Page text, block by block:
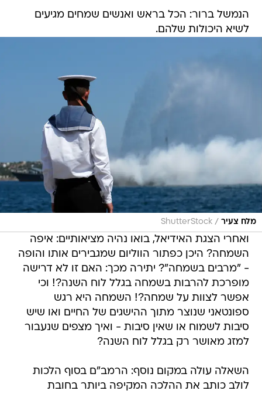
הנמשל ברור: הכל בראש ואנשים שמחים מגיעים
לשיא היכולות שלהם.
מלח צעיר /
ShutterStock
ואחרי הצגת האידיאל, בואו נהיה מציאותיים: איפה
השמחה? היכן כפתור הווליום שמגבירים אותו והופה
- "מרבים בשמחה"? יתירה מכך: האם זו לא דרישה
מופרכת להרבות בשמחה בגלל לוח השנה?! וכי
אפשר לצוות על שמחה?! השמחה היא רגש
ספונטאני שנוצר מתוך ההישגים של החיים ואו שיש
סיבות לשמוח או שאין סיבות - ואיך מצפים שנעבור
למזג מאושר רק בגלל לוח השנה?
השאלה עולה במקום נוסף: הרמב"ם בסוף הלכות
לולב כותב את ההלכה המקיפה ביותר בחובת